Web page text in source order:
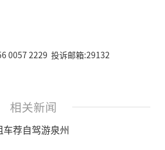
0057 2229 投诉邮箱:29132
相关新闻
荐自驾游泉州